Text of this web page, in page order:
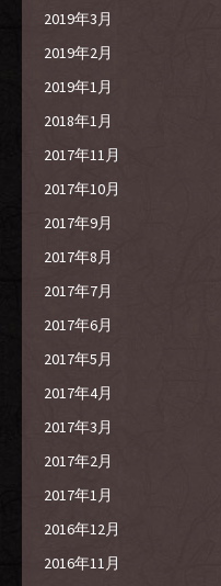
2019年3月
2019年2月
2019年1月
2018年1月
2017年11月
2017年10月
2017年9月
2017年8月
2017年7月
2017年6月
2017年5月
2017年4月
2017年3月
2017年2月
2017年1月
2016年12月
2016年11月